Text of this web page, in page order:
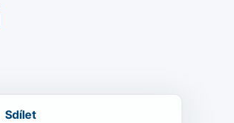
Sdílet